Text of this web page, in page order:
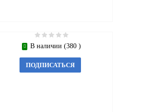
В наличии (380 )
ПОДПИСАТЬСЯ